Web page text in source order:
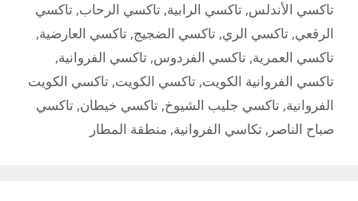
تاكسي الأندلس, تاكسي الرابية, تاكسي الرحاب, تاكسي
الرقعي, تاكسي الري, تاكسي الضجيج, تاكسي العارضية,
تاكسي العمرية, تاكسي الفردوس, تاكسي الفروانية,
تاكسي الفروانية الكويت, تاكسي الكويت, تاكسي الكويت
الفروانية, تاكسي جليب الشيوخ, تاكسي خيطان, تاكسي
صباح الناصر , تكاسي الفروانية, منطقة المطار